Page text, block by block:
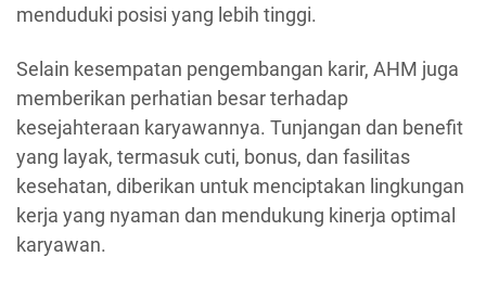
menduduki posisi yang lebih tinggi.
Selain kesempatan pengembangan karir, AHM juga
memberikan perhatian besar terhadap
kesejahteraan karyawannya. Tunjangan dan benefit
yang layak, termasuk cuti, bonus, dan fasilitas
kesehatan, diberikan untuk menciptakan lingkungan
kerja yang nyaman dan mendukung kinerja optimal
karyawan.